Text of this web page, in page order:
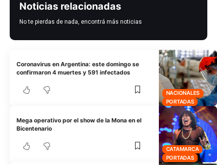
Noticias relacionadas
No te pierdas de nada, encontrá más noticias
NACIONALES
PORTADAS
Coronavirus en Argentina: este domingo se
confirmaron 4 muertes y 591 infectados
CATAMARCA
PORTADAS
Mega operativo por el show de la Mona en el
Bicentenario